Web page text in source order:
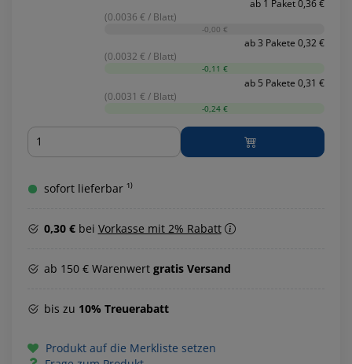
ab 1 Paket 0,36 €
(0.0036 € / Blatt)
-0,00 €
ab 3 Pakete 0,32 €
(0.0032 € / Blatt)
-0,11 €
ab 5 Pakete 0,31 €
(0.0031 € / Blatt)
-0,24 €
Menge
sofort lieferbar ¹⁾
0,30 €bei Vorkasse mit 2% Rabatt
ab 150 € Warenwert gratis Versand
bis zu 10% Treuerabatt
Produkt auf die Merkliste setzen